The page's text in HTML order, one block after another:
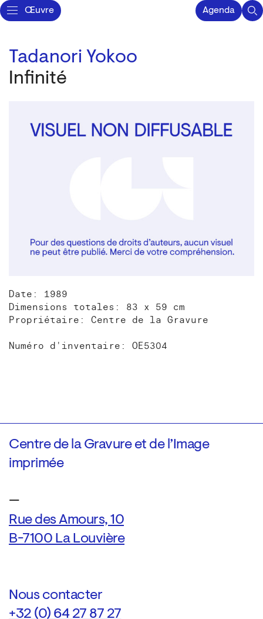
Œuvre Agenda
Tadanori Yokoo
Infinité
Date: 1989
Dimensions totales: 83 x 59 cm
Propriétaire: Centre de la Gravure
Numéro d'inventaire: OE5304
Centre de la Gravure et de l’Image
imprimée
—
Rue des Amours, 10
B-7100 La Louvière
Nous contacter
+32 (0) 64 27 87 27